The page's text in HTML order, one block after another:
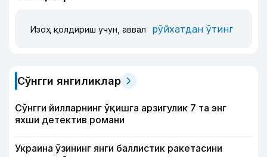
Изоҳ қолдириш учун, аввал рўйхатдан ўтинг
Сўнгги янгиликлар
Сўнгги йилларнинг ўқишга арзигулик 7 та энг
яхши детектив романи
Украина ўзининг янги баллистик ракетасини